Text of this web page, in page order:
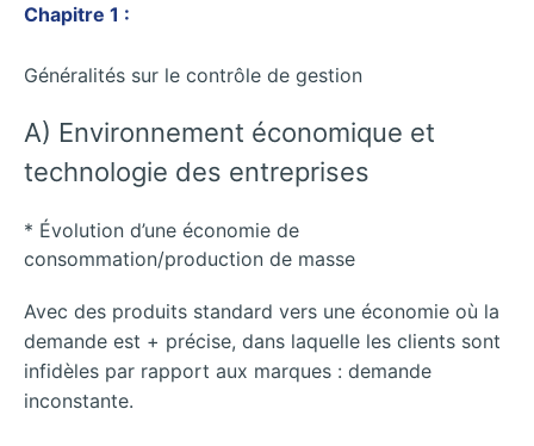
Chapitre 1 :
Généralités sur le contrôle de gestion
A) Environnement économique et
technologie des entreprises
* Évolution d’une économie de
consommation/production de masse
Avec des produits standard vers une économie où la
demande est + précise, dans laquelle les clients sont
infidèles par rapport aux marques : demande
inconstante.